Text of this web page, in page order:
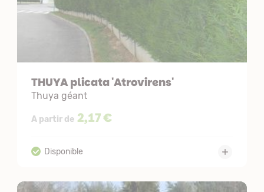
THUYA plicata 'Atrovirens'
Thuya géant
A partir de 2,17 €